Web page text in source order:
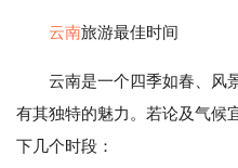
云南旅游最佳时间
云南是一个四季如春、风
有其独特的魅力。若论及气候
下几个时段：